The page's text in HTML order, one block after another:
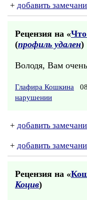
+ добавить
Рецензия на «
(профиль удален)
Володя, Вам
Глафира Кошкина
нарушении
+ добавить
+ добавить
Рецензия на «
Коцив)